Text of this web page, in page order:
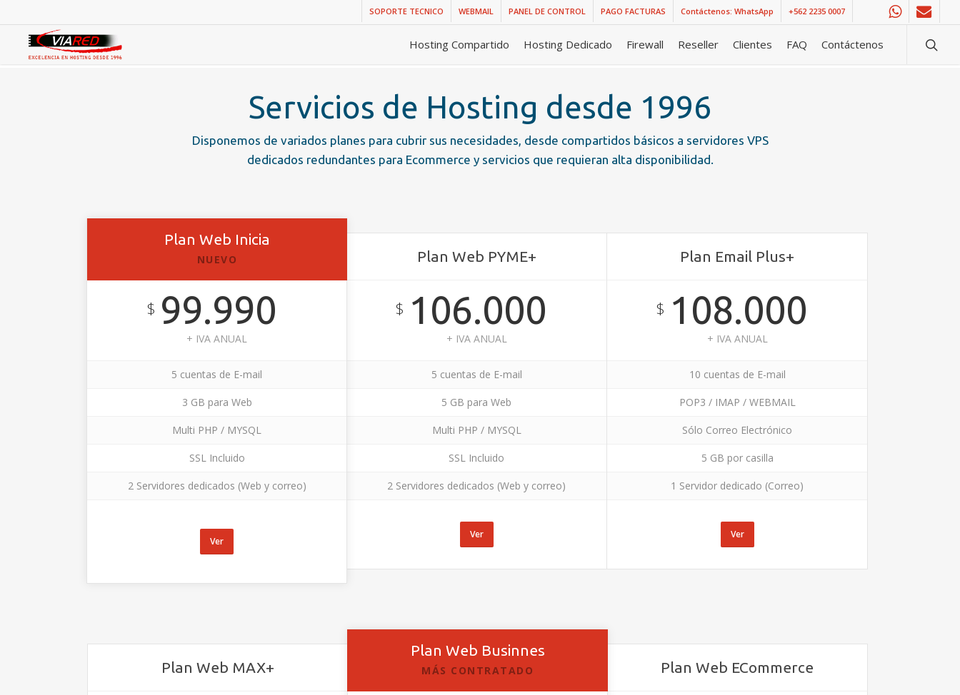
to
content
whatsappemail
SOPORTE TECNICO WEBMAIL PANEL DE CONTROL PAGO FACTURAS Contáctenos: WhatsApp +562 2235 0007
Hosting Compartido Hosting Dedicado Firewall Reseller Clientes FAQ Contáctenos
Servicios de Hosting desde 1996
Disponemos de variados planes para cubrir sus necesidades, desde compartidos básicos a servidores VPS
dedicados redundantes para Ecommerce y servicios que requieran alta disponibilidad.
Plan Web Inicia
NUEVO
$99.990
+ IVA ANUAL
5 cuentas de E-mail
3 GB para Web
Multi PHP / MYSQL
SSL Incluido
2 Servidores dedicados (Web y correo)
Ver
Plan Web PYME+
$106.000
+ IVA ANUAL
5 cuentas de E-mail
5 GB para Web
Multi PHP / MYSQL
SSL Incluido
2 Servidores dedicados (Web y correo)
Ver
Plan Email Plus+
$108.000
+ IVA ANUAL
10 cuentas de E-mail
POP3 / IMAP / WEBMAIL
Sólo Correo Electrónico
5 GB por casilla
1 Servidor dedicado (Correo)
Ver
Plan Web MAX+
Plan Web Businnes
MÁS CONTRATADO Plan Web ECommerce